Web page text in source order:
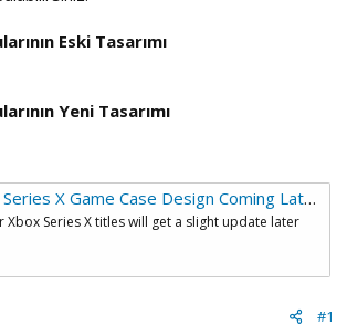
Eski Tasarımı
Yeni Tasarımı
X Game Case Design Coming Later This Year - IGN
Xbox Series X titles will get a slight update later
#1